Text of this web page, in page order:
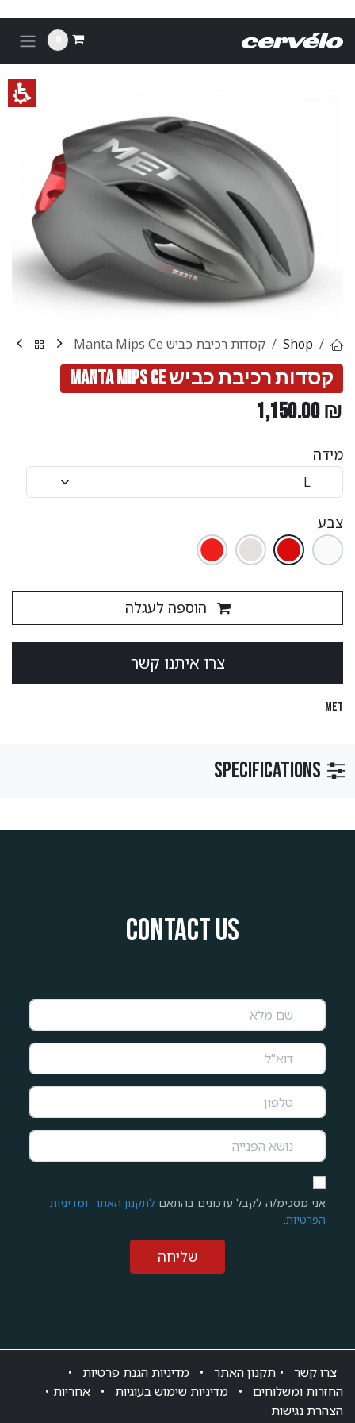
Shop קסדות רכיבת כביש Manta Mips Ce
קסדות רכיבת כביש Manta Mips Ce
₪
1,150.00
מידה
צבע
הוספה לעגלה
צ​​​​רו ​​איתנו קשר
MET
Contact us
אני מסכימ/ה לקבל עדכונים בהתאם לתקנון האתר ומדיניות
הפרטיות.
שליחה
צרו ק​שר • תקנון האתר • מדיניות הגנת פרטיות
•
החזרות ומשלוחים
• מדיניות שימוש בעוגיות • אחריות •
הצהרת נגישות